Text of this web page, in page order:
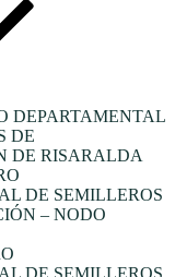
DEPARTAMENTAL
DE
DE RISARALDA
DE SEMILLEROS
– NODO
DE SEMILLEROS